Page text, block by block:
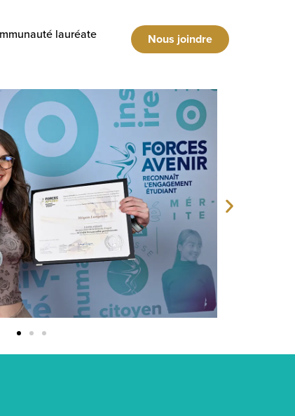
lauréate
Nous joindre